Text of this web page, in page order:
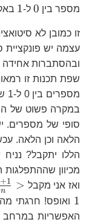
מספר בין 0 ל-1
זו כמובן לא
ובהסתברות
שפת תכנות זו
במקרה פשוט של
סופי של מספרים.
\frac{1}
{2}
\frac{1}
{3}
{4}
הלאה וכן הלאה.
הללו יתקבל?
{n}\le1
מכיוון
{n}
ואז אני מקבל
n
+1
>
1 ואופס! חרגתי